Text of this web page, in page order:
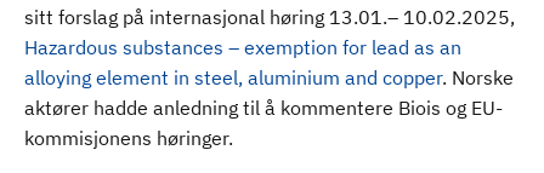
sitt forslag på internasjonal høring 13.01.– 10.02.2025,
Hazardous substances – exemption for lead as an
alloying element in steel, aluminium and copper. Norske
aktører hadde anledning til å kommentere Biois og EU-
kommisjonens høringer.